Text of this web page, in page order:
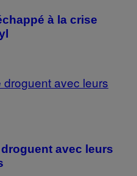
à la crise
avec leurs